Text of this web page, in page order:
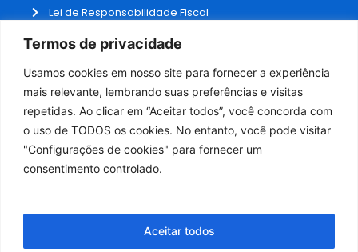
Termos de privacidade
Usamos cookies em nosso site para fornecer a experiência
mais relevante, lembrando suas preferências e visitas
repetidas. Ao clicar em “Aceitar todos”, você concorda com
o uso de TODOS os cookies. No entanto, você pode visitar
"Configurações de cookies" para fornecer um
consentimento controlado.
Aceitar todos
Lei de Responsabilidade Fiscal
Receitas e Despesas
Fale Conosco
ADMINISTRAÇÃO
Webmail